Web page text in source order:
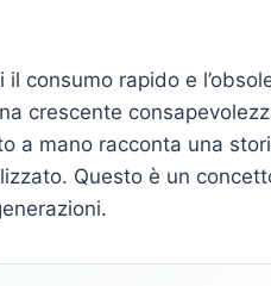
il consumo rapido e
crescente
a mano racconta una
Questo è un